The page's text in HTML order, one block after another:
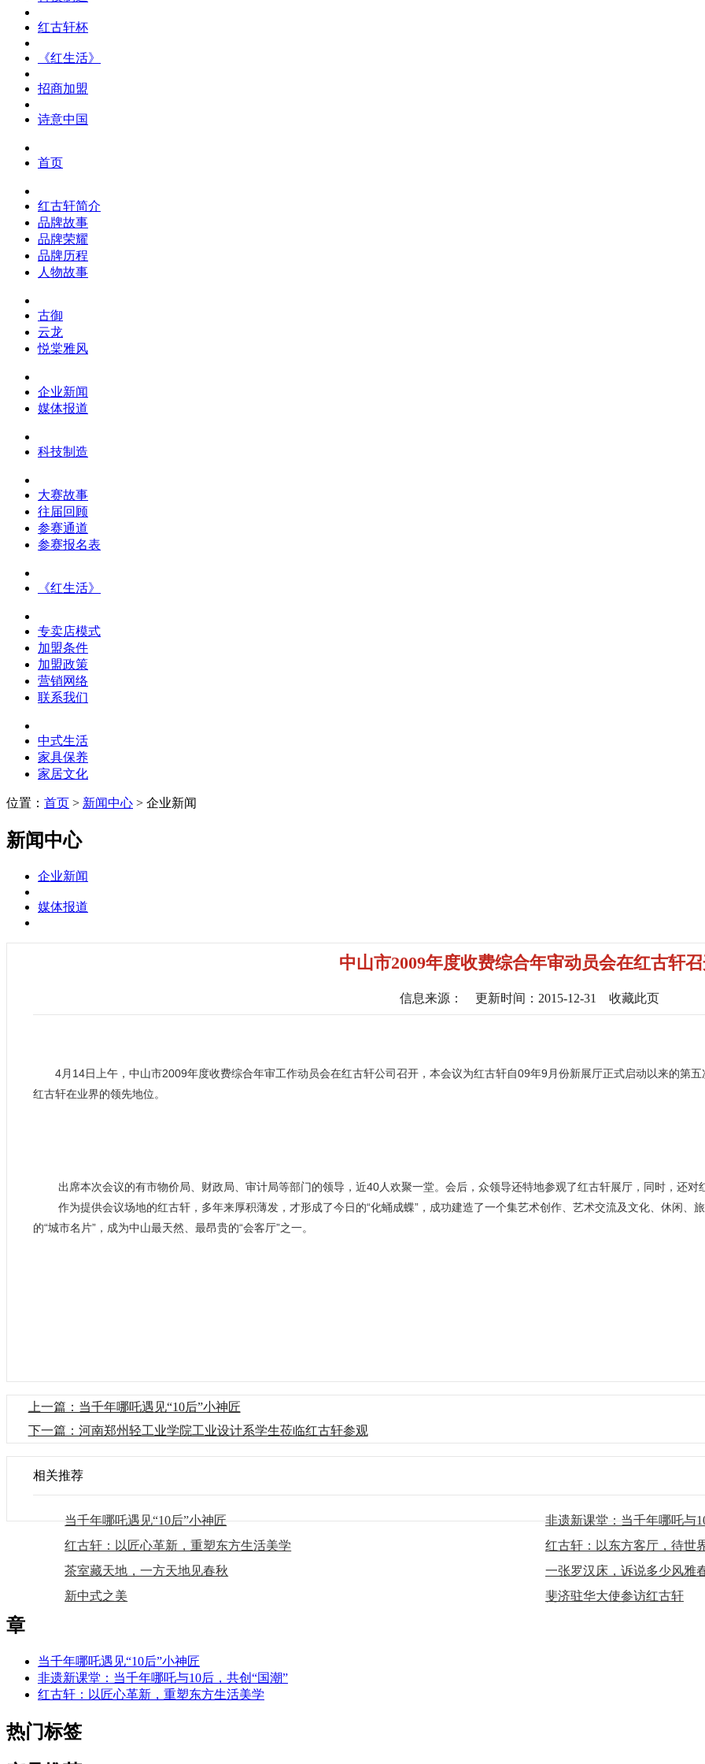
红古轩杯
《红生活》
招商加盟
诗意中国
首页
红古轩简介
品牌故事
品牌荣耀
品牌历程
人物故事
古御
云龙
悦棠雅风
企业新闻
媒体报道
科技制造
大赛故事
往届回顾
参赛通道
参赛报名表
《红生活》
专卖店模式
加盟条件
加盟政策
营销网络
联系我们
中式生活
家具保养
家居文化
位置： 首页 > 新闻中心 > 企业新闻
新闻中心
企业新闻
媒体报道
中山市2009年度收费综合年审动员会在红古轩
信息来源： 更新时间：2015-12-31 收藏此页
4月14日上午，中山市2009年度收费综合年审工作动员会在红古轩公司召开，本会议为红古轩自09年9月份新展厅正式启动以来的第
红古轩在业界的领先地位。
出席本次会议的有市物价局、财政局、审计局等部门的领导，近40人欢聚一堂。会后，众领导还特地参观了红古轩展厅，同时，还对
作为提供会议场地的红古轩，多年来厚积薄发，才形成了今日的“化蛹成蝶”，成功建造了一个集艺术创作、艺术交流及文化、休闲、
的“城市名片”，成为中山最天然、最昂贵的“会客厅”之一。
上一篇：当千年哪吒遇见“10后”小神匠
下一篇：河南郑州轻工业学院工业设计系学生莅临红古轩参观
相关推荐
当千年哪吒遇见“10后”小神匠
非遗新课堂：当千年哪吒与
红古轩：以匠心革新，重塑东方生活美学
红古轩：以东方客厅，待世
茶室藏天地，一方天地见春秋
一张罗汉床，诉说多少风雅
新中式之美
斐济驻华大使参访红古轩
章
当千年哪吒遇见“10后”小神匠
非遗新课堂：当千年哪吒与10后，共创“国潮”
红古轩：以匠心革新，重塑东方生活美学
热门标签